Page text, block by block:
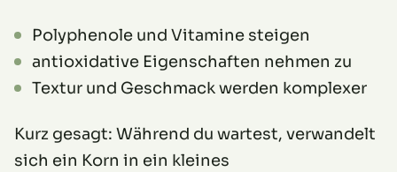
Polyphenole und Vitamine steigen
antioxidative Eigenschaften nehmen zu
Textur und Geschmack werden komplexer
Kurz gesagt: Während du wartest, verwandelt
sich ein Korn in ein kleines